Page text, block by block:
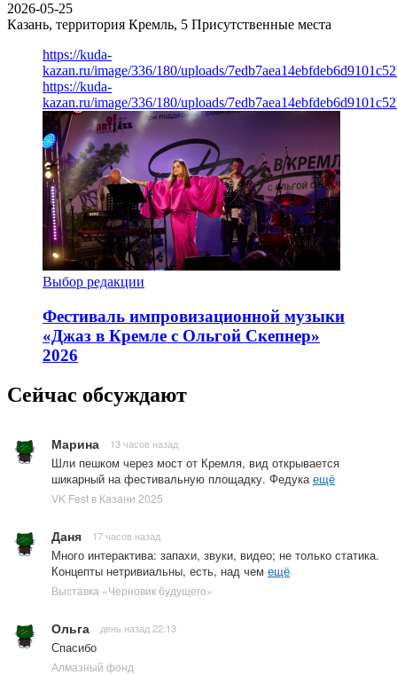
2026-05-25
Казань, территория Кремль, 5 Присутственные места
https://kuda-
kazan.ru/image/336/180/uploads/
https://kuda-
kazan.ru/image/336/180/uploads/
Выбор редакции
Фестиваль импровизационной музыки
«Джаз в Кремле с Ольгой Скепнер»
2026
Сейчас обсуждают
Марина 13 часов назад
Шли пешком через мост от Кремля, вид открывается
шикарный на фестивальную площадку. Федукаещё
VK Fest в Казани 2025
Даня 17 часов назад
Много интерактива: запахи, звуки, видео; не только статика.
Концепты нетривиальны, есть, над чем ещё
Выставка «Черновик будущего»
Ольга день назад 22:13
Спасибо
Алмазный фонд